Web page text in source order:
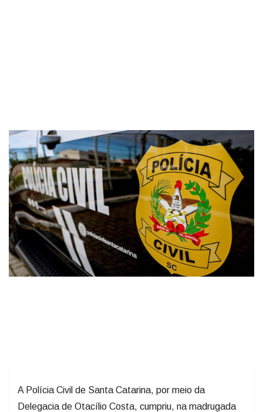
A Polícia Civil de Santa Catarina, por meio da
Delegacia de Otacílio Costa, cumpriu, na madrugada